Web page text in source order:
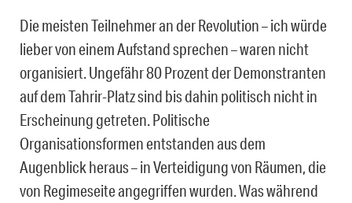
Die meisten Teilnehmer an der Revolution – ich würde
lieber von einem Aufstand sprechen – waren nicht
organisiert. Ungefähr 80 Prozent der Demonstranten
auf dem Tahrir-Platz sind bis dahin politisch nicht in
Erscheinung getreten. Politische
Organisationsformen entstanden aus dem
Augenblick heraus – in Verteidigung von Räumen, die
von Regimeseite angegriffen wurden. Was während